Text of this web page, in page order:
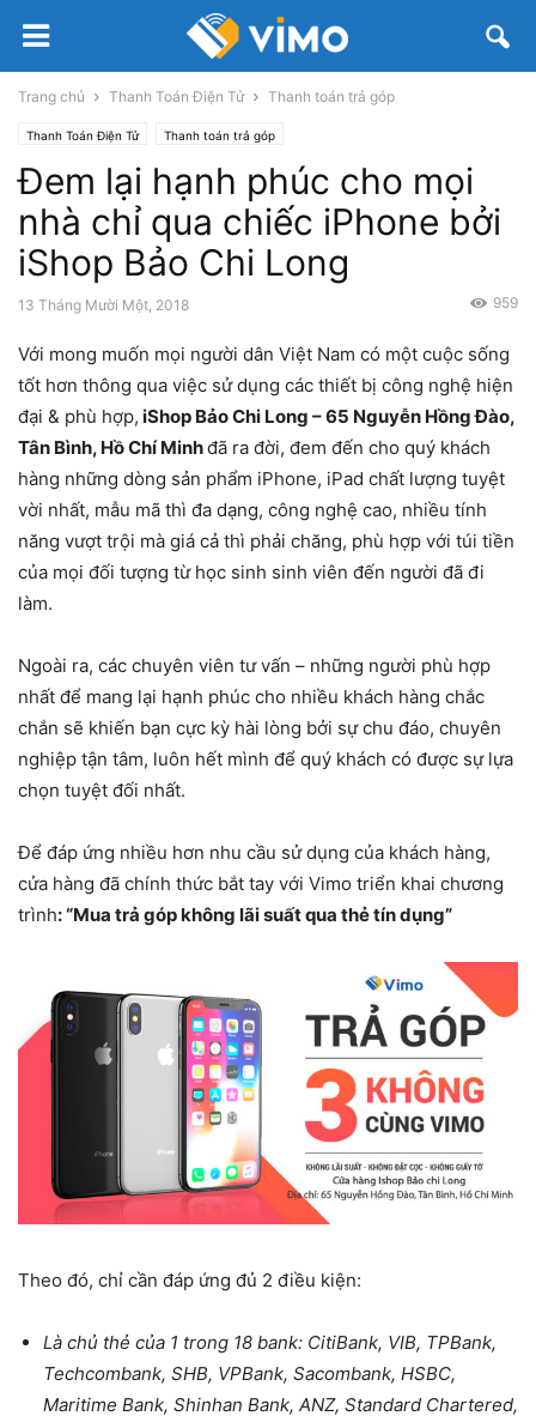
Trang chủ Thanh Toán Điện Tử Thanh toán trả góp
Thanh Toán Điện Tử Thanh toán trả góp
Đem lại hạnh phúc cho mọi
nhà chỉ qua chiếc iPhone bởi
iShop Bảo Chi Long
13 Tháng Mười Một, 2018 959
Với mong muốn mọi người dân Việt Nam có một cuộc sống
tốt hơn thông qua việc sử dụng các thiết bị công nghệ hiện
đại & phù hợp, iShop Bảo Chi Long – 65 Nguyễn Hồng Đào,
Tân Bình, Hồ Chí Minhđã ra đời, đem đến cho quý khách
hàng những dòng sản phẩm iPhone, iPad chất lượng tuyệt
vời nhất, mẫu mã thì đa dạng, công nghệ cao, nhiều tính
năng vượt trội mà giá cả thì phải chăng, phù hợp với túi tiền
của mọi đối tượng từ học sinh sinh viên đến người đã đi
làm.
Ngoài ra, các chuyên viên tư vấn – những người phù hợp
nhất để mang lại hạnh phúc cho nhiều khách hàng chắc
chắn sẽ khiến bạn cực kỳ hài lòng bởi sự chu đáo, chuyên
nghiệp tận tâm, luôn hết mình để quý khách có được sự lựa
chọn tuyệt đối nhất.
Để đáp ứng nhiều hơn nhu cầu sử dụng của khách hàng,
cửa hàng đã chính thức bắt tay với Vimo triển khai chương
trình: “Mua trả góp không lãi suất qua thẻ tín dụng”
Theo đó, chỉ cần đáp ứng đủ 2 điều kiện:
Là chủ thẻ của 1 trong 18 bank: CitiBank, VIB, TPBank,
Techcombank, SHB, VPBank, Sacombank, HSBC,
Maritime Bank, Shinhan Bank, ANZ, Standard Chartered,